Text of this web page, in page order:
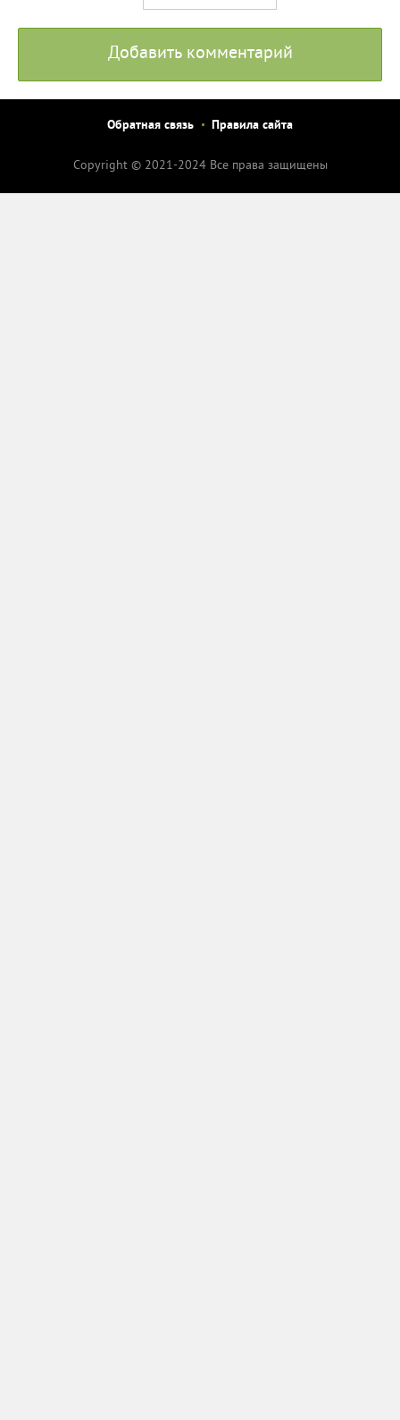
Добавить комментарий
Обратная связь Правила сайта
Copyright © 2021-2024 Все права защищены